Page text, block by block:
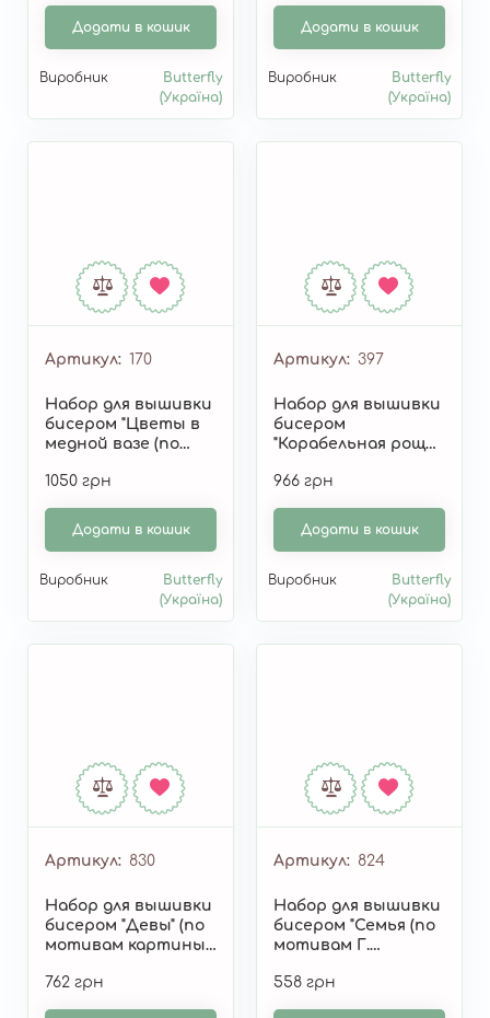
Додати в кошик
Виробник
Butterfly
(Україна)
Додати в кошик
Виробник
Butterfly
(Україна)
Артикул 170
Набор для вышивки
бисером "Цветы в
медной вазе (по
В. Ван Гога)" 170
1050 грн
Додати в кошик
Виробник
Butterfly
(Україна)
Артикул 397
Набор для вышивки
бисером
"Корабельная роща
картины И.
966 грн
Додати в кошик
Виробник
Butterfly
(Україна)
Артикул 830
Набор для вышивки
бисером "Девы" (по
мотивам картины
762 грн
Артикул 824
Набор для вышивки
бисером "Семья (по
мотивам Г.
558 грн